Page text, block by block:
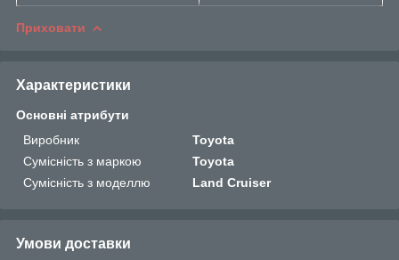
Приховати
Характеристики
Основні атрибути
Виробник
Toyota
Сумісність з маркою
Toyota
Сумісність з моделлю
Land Cruiser
Умови доставки